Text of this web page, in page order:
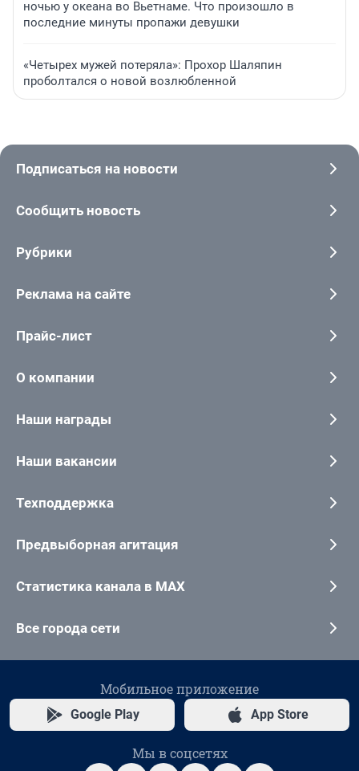
ночью у океана во Вьетнаме. Что произошло в
последние минуты пропажи девушки
«Четырех мужей потеряла»: Прохор Шаляпин
проболтался о новой возлюбленной
Подписаться на новости
Сообщить новость
Рубрики
Реклама на сайте
Прайс-лист
О компании
Наши награды
Наши вакансии
Техподдержка
Предвыборная агитация
Статистика канала в MAX
Все города сети
Мобильное приложение
Google Play App Store
Мы в соцсетях